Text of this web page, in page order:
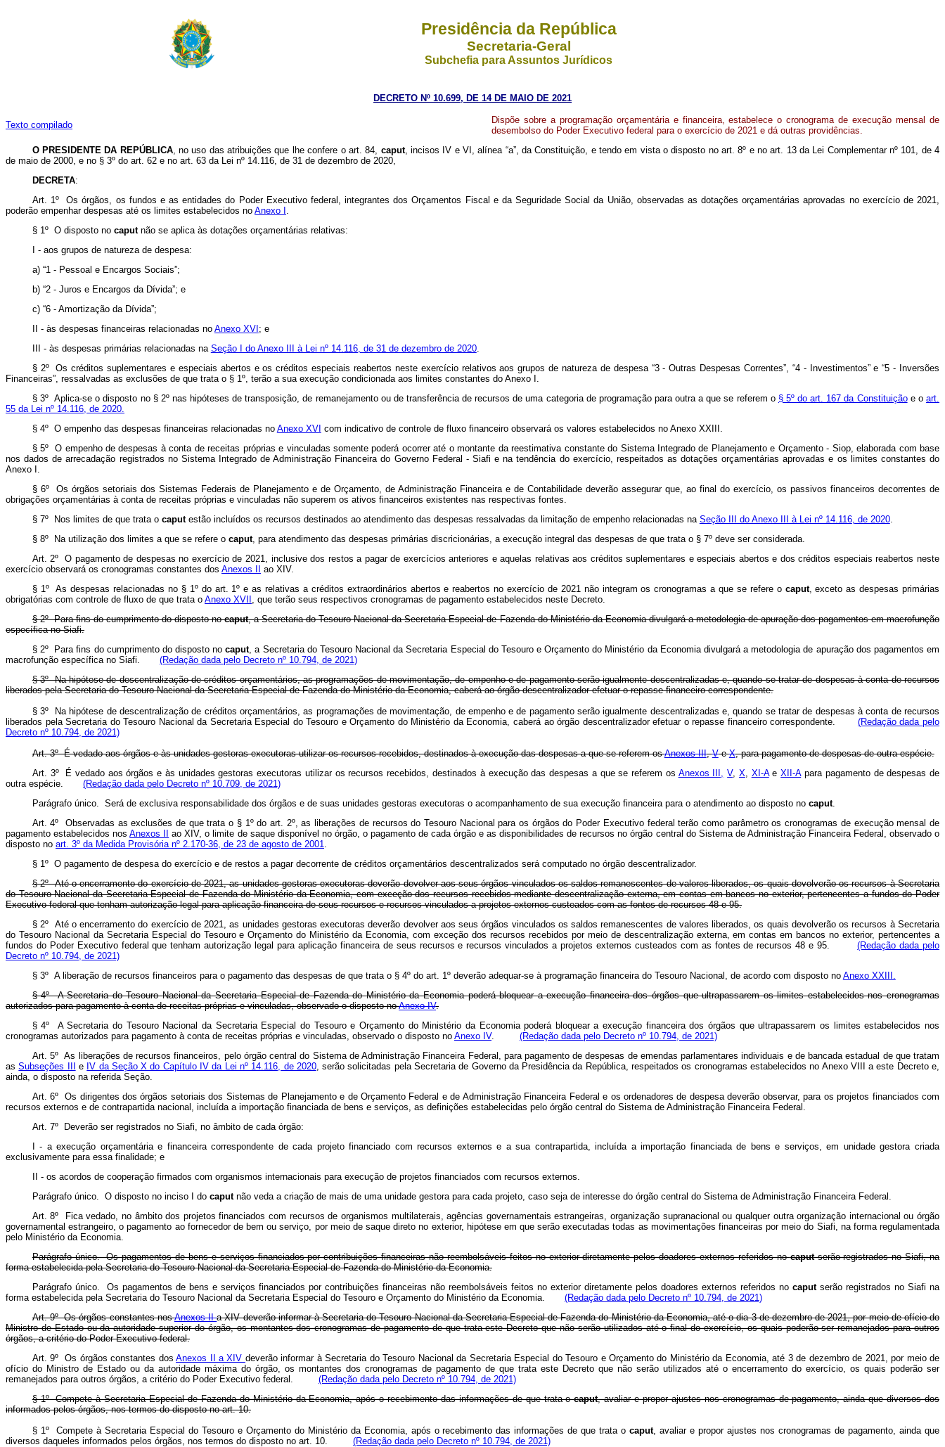
Presidência da República
Secretaria-Geral
Subchefia para Assuntos Jurídicos
DECRETO Nº 10.699, DE 14 DE MAIO DE 2021
Texto compilado
Dispõe sobre a programação orçamentária e financeira, estabelece o cronograma de execução mensal de
desembolso do Poder Executivo federal para o exercício de 2021 e dá outras providências.
O PRESIDENTE DA REPÚBLICA, no uso das atribuições que lhe confere o art. 84, caput, incisos IV e VI, alínea “a”, da Constituição, e tendo em vista o disposto no art. 8º e no art. 13 da Lei Complementar nº 101, de 4
de maio de 2000, e no § 3º do art. 62 e no art. 63 da Lei nº 14.116, de 31 de dezembro de 2020,
DECRETA:
Art. 1º Os órgãos, os fundos e as entidades do Poder Executivo federal, integrantes dos Orçamentos Fiscal e da Seguridade Social da União, observadas as dotações orçamentárias aprovadas no exercício de 2021,
poderão empenhar despesas até os limites estabelecidos no Anexo I .
§ 1º O disposto no caputnão se aplica às dotações orçamentárias relativas:
I - aos grupos de natureza de despesa:
a) “1 - Pessoal e Encargos Sociais”;
b) “2 - Juros e Encargos da Dívida”; e
c) “6 - Amortização da Dívida”;
II - às despesas financeiras relacionadas no Anexo XVI ; e
III - às despesas primárias relacionadas na Seção I do Anexo III à Lei nº 14.116, de 31 de dezembro de 2020.
§ 2º Os créditos suplementares e especiais abertos e os créditos especiais reabertos neste exercício relativos aos grupos de natureza de despesa “3 - Outras Despesas Correntes”, “4 - Investimentos” e “5 - Inversões
Financeiras”, ressalvadas as exclusões de que trata o § 1º, terão a sua execução condicionada aos limites constantes do Anexo I.
§ 3º Aplica-se o disposto no § 2º nas hipóteses de transposição, de remanejamento ou de transferência de recursos de uma categoria de programação para outra a que se referem o § 5º do art. 167 da Constituiçãoe oart.
55 da Lei nº 14.116, de 2020.
§ 4º O empenho das despesas financeiras relacionadas no Anexo XVI com indicativo de controle de fluxo financeiro observará os valores estabelecidos no Anexo XXIII.
§ 5º O empenho de despesas à conta de receitas próprias e vinculadas somente poderá ocorrer até o montante da reestimativa constante do Sistema Integrado de Planejamento e Orçamento - Siop, elaborada com base
nos dados de arrecadação registrados no Sistema Integrado de Administração Financeira do Governo Federal - Siafi e na tendência do exercício, respeitados as dotações orçamentárias aprovadas e os limites constantes do
Anexo I.
§ 6º Os órgãos setoriais dos Sistemas Federais de Planejamento e de Orçamento, de Administração Financeira e de Contabilidade deverão assegurar que, ao final do exercício, os passivos financeiros decorrentes de
obrigações orçamentárias à conta de receitas próprias e vinculadas não superem os ativos financeiros existentes nas respectivas fontes.
§ 7º Nos limites de que trata o caputestão incluídos os recursos destinados ao atendimento das despesas ressalvadas da limitação de empenho relacionadas na Seção III do Anexo III à Lei nº 14.116, de 2020.
§ 8º Na utilização dos limites a que se refere o caput, para atendimento das despesas primárias discricionárias, a execução integral das despesas de que trata o § 7º deve ser considerada.
Art. 2º O pagamento de despesas no exercício de 2021, inclusive dos restos a pagar de exercícios anteriores e aquelas relativas aos créditos suplementares e especiais abertos e dos créditos especiais reabertos neste
exercício observará os cronogramas constantes dos Anexos II
ao XIV.
§ 1º As despesas relacionadas no § 1º do art. 1º e as relativas a créditos extraordinários abertos e reabertos no exercício de 2021 não integram os cronogramas a que se refere o caput, exceto as despesas primárias
obrigatórias com controle de fluxo de que trata o Anexo XVII , que terão seus respectivos cronogramas de pagamento estabelecidos neste Decreto.
§ 2º Para fins do cumprimento do disposto nocaput, a Secretaria do Tesouro Nacional da Secretaria Especial de Fazenda do Ministério da Economia divulgará a metodologia de apuração dos pagamentos em macrofunção
específica no Siafi.
§ 2º Para fins do cumprimento do disposto nocaput, a Secretaria do Tesouro Nacional da Secretaria Especial do Tesouro e Orçamento do Ministério da Economia divulgará a metodologia de apuração dos pagamentos em
macrofunção específica no Siafi. (Redação dada pelo Decreto nº 10.794, de 2021)
§ 3º Na hipótese de descentralização de créditos orçamentários, as programações de movimentação, de empenho e de pagamento serão igualmente descentralizadas e, quando se tratar de despesas à conta de recursos
liberados pela Secretaria do Tesouro Nacional da Secretaria Especial de Fazenda do Ministério da Economia, caberá ao órgão descentralizador efetuar o repasse financeiro correspondente.
§ 3º Na hipótese de descentralização de créditos orçamentários, as programações de movimentação, de empenho e de pagamento serão igualmente descentralizadas e, quando se tratar de despesas à conta de recursos
liberados pela Secretaria do Tesouro Nacional da Secretaria Especial do Tesouro e Orçamento do Ministério da Economia, caberá ao órgão descentralizador efetuar o repasse financeiro correspondente. (Redação dada pelo
Decreto nº 10.794, de 2021)
Art. 3º É vedado aos órgãos e às unidades gestoras executoras utilizar os recursos recebidos, destinados à execução das despesas a que se referem osAnexos III,VeX, para pagamento de despesas de outra espécie.
Art. 3º É vedado aos órgãos e às unidades gestoras executoras utilizar os recursos recebidos, destinados à execução das despesas a que se referem os Anexos III, V, X, XI-AeXII-Apara pagamento de despesas de
outra espécie. (Redação dada pelo Decreto nº 10.709, de 2021)
Parágrafo único. Será de exclusiva responsabilidade dos órgãos e de suas unidades gestoras executoras o acompanhamento de sua execução financeira para o atendimento ao disposto no caput.
Art. 4º Observadas as exclusões de que trata o § 1º do art. 2º, as liberações de recursos do Tesouro Nacional para os órgãos do Poder Executivo federal terão como parâmetro os cronogramas de execução mensal de
pagamento estabelecidos nosAnexos II
ao XIV, o limite de saque disponível no órgão, o pagamento de cada órgão e as disponibilidades de recursos no órgão central do Sistema de Administração Financeira Federal, observado o
disposto no art. 3º da Medida Provisória nº 2.170-36, de 23 de agosto de 2001.
§ 1º O pagamento de despesa do exercício e de restos a pagar decorrente de créditos orçamentários descentralizados será computado no órgão descentralizador.
§ 2º Até o encerramento do exercício de 2021, as unidades gestoras executoras deverão devolver aos seus órgãos vinculados os saldos remanescentes de valores liberados, os quais devolverão os recursos à Secretaria
do Tesouro Nacional da Secretaria Especial de Fazenda do Ministério da Economia, com exceção dos recursos recebidos mediante descentralização externa, em contas em bancos no exterior, pertencentes a fundos do Poder
Executivo federal que tenham autorização legal para aplicação financeira de seus recursos e recursos vinculados a projetos externos custeados com as fontes de recursos 48 e 95.
§ 2º Até o encerramento do exercício de 2021, as unidades gestoras executoras deverão devolver aos seus órgãos vinculados os saldos remanescentes de valores liberados, os quais devolverão os recursos à Secretaria
do Tesouro Nacional da Secretaria Especial do Tesouro e Orçamento do Ministério da Economia, com exceção dos recursos recebidos por meio de descentralização externa, em contas em bancos no exterior, pertencentes a
fundos do Poder Executivo federal que tenham autorização legal para aplicação financeira de seus recursos e recursos vinculados a projetos externos custeados com as fontes de recursos 48 e 95.(Redação dada pelo
Decreto nº 10.794, de 2021)
§ 3º A liberação de recursos financeiros para o pagamento das despesas de que trata o § 4º do art. 1º deverão adequar-se à programação financeira do Tesouro Nacional, de acordo com disposto no Anexo XXIII.
§ 4º A Secretaria do Tesouro Nacional da Secretaria Especial de Fazenda do Ministério da Economia poderá bloquear a execução financeira dos órgãos que ultrapassarem os limites estabelecidos nos cronogramas
autorizados para pagamento à conta de receitas próprias e vinculadas, observado o disposto noAnexo IV.
§ 4º A Secretaria do Tesouro Nacional da Secretaria Especial do Tesouro e Orçamento do Ministério da Economia poderá bloquear a execução financeira dos órgãos que ultrapassarem os limites estabelecidos nos
cronogramas autorizados para pagamento à conta de receitas próprias e vinculadas, observado o disposto no Anexo IV. (Redação dada pelo Decreto nº 10.794, de 2021)
Art. 5º As liberações de recursos financeiros, pelo órgão central do Sistema de Administração Financeira Federal, para pagamento de despesas de emendas parlamentares individuais e de bancada estadual de que tratam
asSubseções III e IV da Seção X do Capítulo IV da Lei nº 14.116, de 2020, serão solicitadas pela Secretaria de Governo da Presidência da República, respeitados os cronogramas estabelecidos no Anexo VIII a este Decreto e,
ainda, o disposto na referida Seção.
Art. 6º Os dirigentes dos órgãos setoriais dos Sistemas de Planejamento e de Orçamento Federal e de Administração Financeira Federal e os ordenadores de despesa deverão observar, para os projetos financiados com
recursos externos e de contrapartida nacional, incluída a importação financiada de bens e serviços, as definições estabelecidas pelo órgão central do Sistema de Administração Financeira Federal.
Art. 7º Deverão ser registrados no Siafi, no âmbito de cada órgão:
I - a execução orçamentária e financeira correspondente de cada projeto financiado com recursos externos e a sua contrapartida, incluída a importação financiada de bens e serviços, em unidade gestora criada
exclusivamente para essa finalidade; e
II - os acordos de cooperação firmados com organismos internacionais para execução de projetos financiados com recursos externos.
Parágrafo único. O disposto no inciso I do caputnão veda a criação de mais de uma unidade gestora para cada projeto, caso seja de interesse do órgão central do Sistema de Administração Financeira Federal.
Art. 8º Fica vedado, no âmbito dos projetos financiados com recursos de organismos multilaterais, agências governamentais estrangeiras, organização supranacional ou qualquer outra organização internacional ou órgão
governamental estrangeiro, o pagamento ao fornecedor de bem ou serviço, por meio de saque direto no exterior, hipótese em que serão executadas todas as movimentações financeiras por meio do Siafi, na forma regulamentada
pelo Ministério da Economia.
Parágrafo único. Os pagamentos de bens e serviços financiados por contribuições financeiras não reembolsáveis feitos no exterior diretamente pelos doadores externos referidos nocaputserão registrados no Siafi, na
forma estabelecida pela Secretaria do Tesouro Nacional da Secretaria Especial de Fazenda do Ministério da Economia.
Parágrafo único. Os pagamentos de bens e serviços financiados por contribuições financeiras não reembolsáveis feitos no exterior diretamente pelos doadores externos referidos no caputserão registrados no Siafi na
forma estabelecida pela Secretaria do Tesouro Nacional da Secretaria Especial do Tesouro e Orçamento do Ministério da Economia. (Redação dada pelo Decreto nº 10.794, de 2021)
Art. 9º Os órgãos constantes nosAnexos IIa XIV deverão informar à Secretaria do Tesouro Nacional da Secretaria Especial de Fazenda do Ministério da Economia, até o dia 3 de dezembro de 2021, por meio de ofício do
Ministro de Estado ou da autoridade superior do órgão, os montantes dos cronogramas de pagamento de que trata este Decreto que não serão utilizados até o final do exercício, os quais poderão ser remanejados para outros
órgãos, a critério do Poder Executivo federal.
Art. 9º Os órgãos constantes dosAnexos II a XIV deverão informar à Secretaria do Tesouro Nacional da Secretaria Especial do Tesouro e Orçamento do Ministério da Economia, até 3 de dezembro de 2021, por meio de
ofício do Ministro de Estado ou da autoridade máxima do órgão, os montantes dos cronogramas de pagamento de que trata este Decreto que não serão utilizados até o encerramento do exercício, os quais poderão ser
remanejados para outros órgãos, a critério do Poder Executivo federal. (Redação dada pelo Decreto nº 10.794, de 2021)
§ 1º Compete à Secretaria Especial de Fazenda do Ministério da Economia, após o recebimento das informações de que trata ocaput, avaliar e propor ajustes nos cronogramas de pagamento, ainda que diversos dos
informados pelos órgãos, nos termos do disposto no art. 10.
§ 1º Compete à Secretaria Especial do Tesouro e Orçamento do Ministério da Economia, após o recebimento das informações de que trata ocaput, avaliar e propor ajustes nos cronogramas de pagamento, ainda que
diversos daqueles informados pelos órgãos, nos termos do disposto no art. 10. (Redação dada pelo Decreto nº 10.794, de 2021)